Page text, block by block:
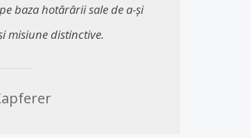
baza hotărârii sale de a-și
misiune distinctive.